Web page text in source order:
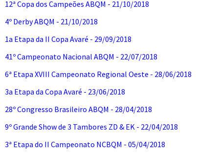
12ª Copa dos Campeões ABQM - 21/10/2018
4º Derby ABQM - 21/10/2018
1a Etapa da II Copa Avaré - 29/09/2018
41º Campeonato Nacional ABQM - 22/07/2018
6ª Etapa XVIII Campeonato Regional Oeste - 28/06/2018
3a Etapa da Copa Avaré - 23/06/2018
28º Congresso Brasileiro ABQM - 28/04/2018
9º Grande Show de 3 Tambores ZD & EK - 22/04/2018
3ª Etapa do II Campeonato NCBQM - 05/04/2018